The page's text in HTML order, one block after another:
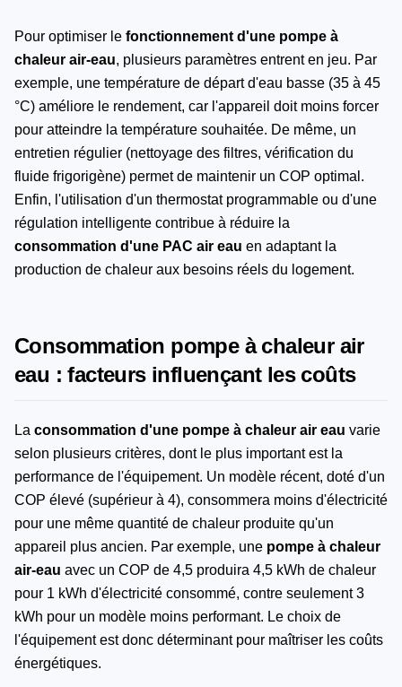
Pour optimiser le fonctionnement d'une pompe à
chaleur air-eau, plusieurs paramètres entrent en jeu. Par
exemple, une température de départ d'eau basse (35 à 45
°C) améliore le rendement, car l'appareil doit moins forcer
pour atteindre la température souhaitée. De même, un
entretien régulier (nettoyage des filtres, vérification du
fluide frigorigène) permet de maintenir un COP optimal.
Enfin, l'utilisation d'un thermostat programmable ou d'une
régulation intelligente contribue à réduire la
consommation d'une PAC air eau en adaptant la
production de chaleur aux besoins réels du logement.
Consommation pompe à chaleur air
eau : facteurs influençant les coûts
La consommation d'une pompe à chaleur air eau varie
selon plusieurs critères, dont le plus important est la
performance de l'équipement. Un modèle récent, doté d'un
COP élevé (supérieur à 4), consommera moins d'électricité
pour une même quantité de chaleur produite qu'un
appareil plus ancien. Par exemple, une pompe à chaleur
air-eau avec un COP de 4,5 produira 4,5 kWh de chaleur
pour 1 kWh d'électricité consommé, contre seulement 3
kWh pour un modèle moins performant. Le choix de
l'équipement est donc déterminant pour maîtriser les coûts
énergétiques.